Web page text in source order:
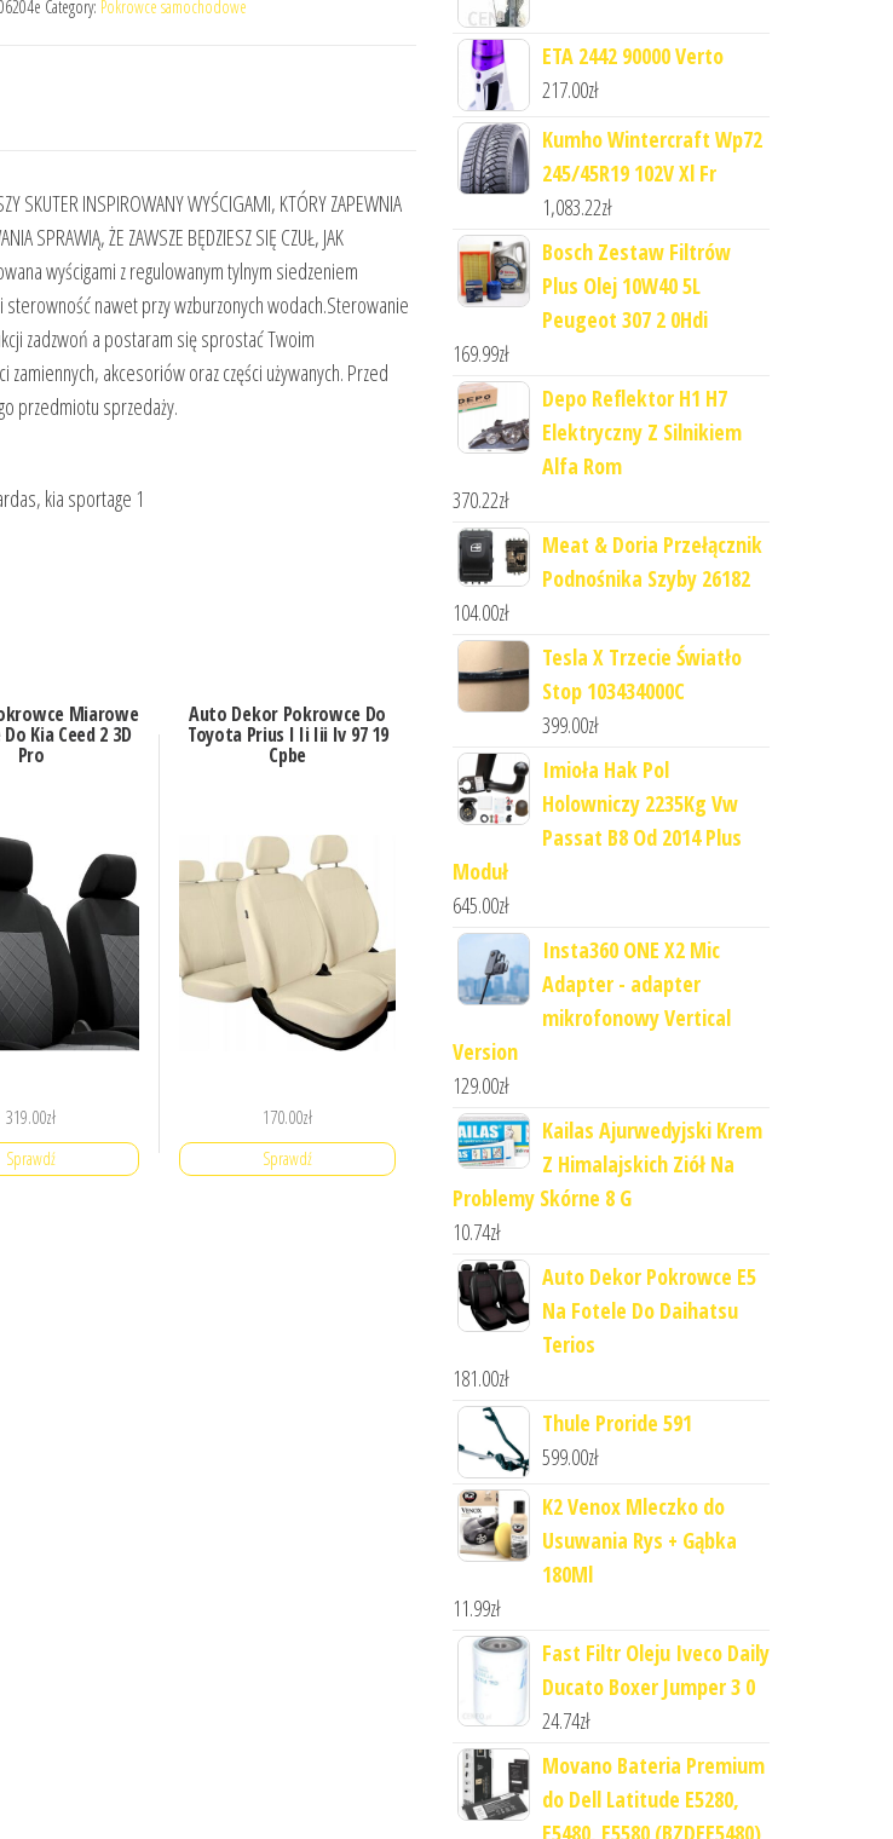
Category: Pokrowce samochodowe
INSPIROWANY WYŚCIGAMI, KTÓRY ZAPEWNIA
SPRAWIĄ, ŻE ZAWSZE BĘDZIESZ SIĘ CZUŁ, JAK
wyścigami z regulowanym tylnym siedzeniem
nawet przy wzburzonych wodach.Sterowanie
zadzwoń a postaram się sprostać Twoim
akcesoriów oraz części używanych. Przed
przedmiotu sprzedaży.
kia sportage 1
Miarowe
Kia Ceed 2 3D
Pro
319.00zł
Sprawdź
Auto Dekor Pokrowce Do
Toyota Prius I Ii Iii Iv 97 19
Cpbe
170.00zł
Sprawdź
ETA 2442 90000 Verto
217.00zł
Kumho Wintercraft Wp72
245/45R19 102V Xl Fr
1,083.22zł
Bosch Zestaw Filtrów
Plus Olej 10W40 5L
Peugeot 307 2 0Hdi
169.99zł
Depo Reflektor H1 H7
Elektryczny Z Silnikiem
Alfa Rom
370.22zł
Meat & Doria Przełącznik
Podnośnika Szyby 26182
104.00zł
Tesla X Trzecie Światło
Stop 103434000C
399.00zł
Imioła Hak Pol
Holowniczy 2235Kg Vw
Passat B8 Od 2014 Plus
Moduł
645.00zł
Insta360 ONE X2 Mic
Adapter - adapter
mikrofonowy Vertical
Version
129.00zł
Kailas Ajurwedyjski Krem
Z Himalajskich Ziół Na
Problemy Skórne 8 G
10.74zł
Auto Dekor Pokrowce E5
Na Fotele Do Daihatsu
Terios
181.00zł
Thule Proride 591
599.00zł
K2 Venox Mleczko do
Usuwania Rys + Gąbka
180Ml
11.99zł
Fast Filtr Oleju Iveco Daily
Ducato Boxer Jumper 3 0
24.74zł
Movano Bateria Premium
do Dell Latitude E5280,